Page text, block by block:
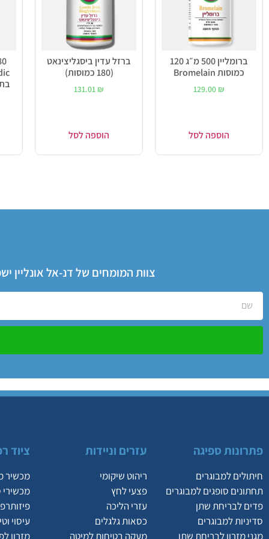
ברומליין 500 מ״ג 120
כמוסות Bromelain
129.00 ₪
הוספה לסל
ברזל עדין ביסגליצינאט
(180 כמוסות)
131.01 ₪
הוספה לסל
צוות המומחים של דנ-אל אונליין
פתרונות ספיגה
חיתולים למבוגרים
תחתונים סופגים למבוגרים
פדים לבריחת שתן
סדיניות למבוגרים
מגני מזרון לבריחת שתן
עזרים וניידות
ריהוט שיקומי
פצעי לחץ
עזרי הליכה
כסאות גלגלים
מעקה בטיחות למיטה
ציוד
מכשיר
עיסוי
מזרון